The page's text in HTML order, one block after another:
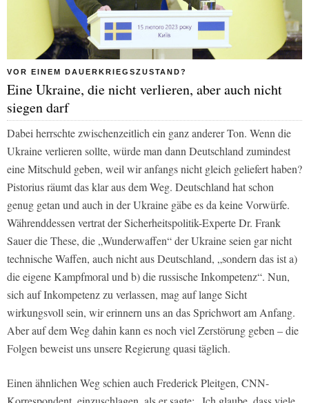
VOR EINEM DAUERKRIEGSZUSTAND?
Eine Ukraine, die nicht verlieren, aber auch nicht
siegen darf
Dabei herrschte zwischenzeitlich ein ganz anderer Ton. Wenn die
Ukraine verlieren sollte, würde man dann Deutschland zumindest
eine Mitschuld geben, weil wir anfangs nicht gleich geliefert haben?
Pistorius räumt das klar aus dem Weg. Deutschland hat schon
genug getan und auch in der Ukraine gäbe es da keine Vorwürfe.
Währenddessen vertrat der Sicherheitspolitik-Experte Dr. Frank
Sauer die These, die „Wunderwaffen“ der Ukraine seien gar nicht
technische Waffen, auch nicht aus Deutschland, „sondern das ist a)
die eigene Kampfmoral und b) die russische Inkompetenz“. Nun,
sich auf Inkompetenz zu verlassen, mag auf lange Sicht
wirkungsvoll sein, wir erinnern uns an das Sprichwort am Anfang.
Aber auf dem Weg dahin kann es noch viel Zerstörung geben – die
Folgen beweist uns unsere Regierung quasi täglich.
Einen ähnlichen Weg schien auch Frederick Pleitgen, CNN-